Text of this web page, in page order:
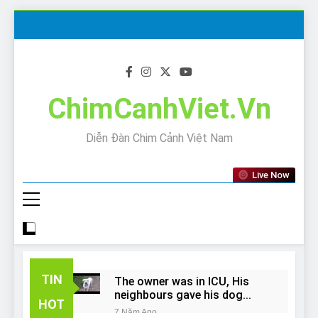
ChimCanhViet.Vn
Diễn Đàn Chim Cảnh Việt Nam
Live Now
TIN
HOT
The owner was in ICU, His
neighbours gave his dog
away!
7 Năm Ago